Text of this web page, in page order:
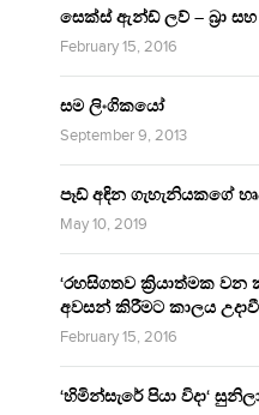
සෙක්ස් ඇන්ඩ් ලව් – බ්‍රා සහ
February 15, 2016
සම ලිංගිකයෝ
September 9, 2013
පෑඩ් අඳින ගැහැනියකගේ
May 10, 2019
‘රහසිගතව ක්‍රියාත්මක වන
අවසන් කිරීමට කාලය උදාවී
February 15, 2016
‘හිමින්සැරේ පියා විදා‘